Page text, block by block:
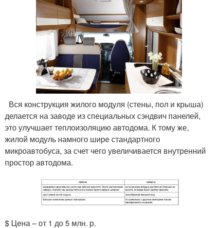
Вся конструкция жилого модуля (стены, пол и крыша)
делается на заводе из специальных сэндвич панелей,
это улучшает теплоизоляцию автодома. К тому же,
жилой модуль намного шире стандартного
микроавтобуса, за счет чего увеличивается внутренний
простор автодома.
$ Цена – от 1 до 5 млн. р.